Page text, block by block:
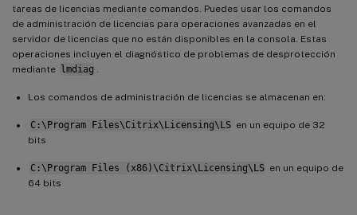
tareas de licencias mediante comandos. Puedes usar los comandos
de administración de licencias para operaciones avanzadas en el
servidor de licencias que no están disponibles en la consola. Estas
operaciones incluyen el diagnóstico de problemas de desprotección
mediante lmdiag
Los comandos de administración de licencias se almacenan en:
C:\Program Files\Citrix\Licensing\LS en un equipo de 32
bits
C:\Program Files (x86)\Citrix\Licensing\LS en un equipo de
64 bits